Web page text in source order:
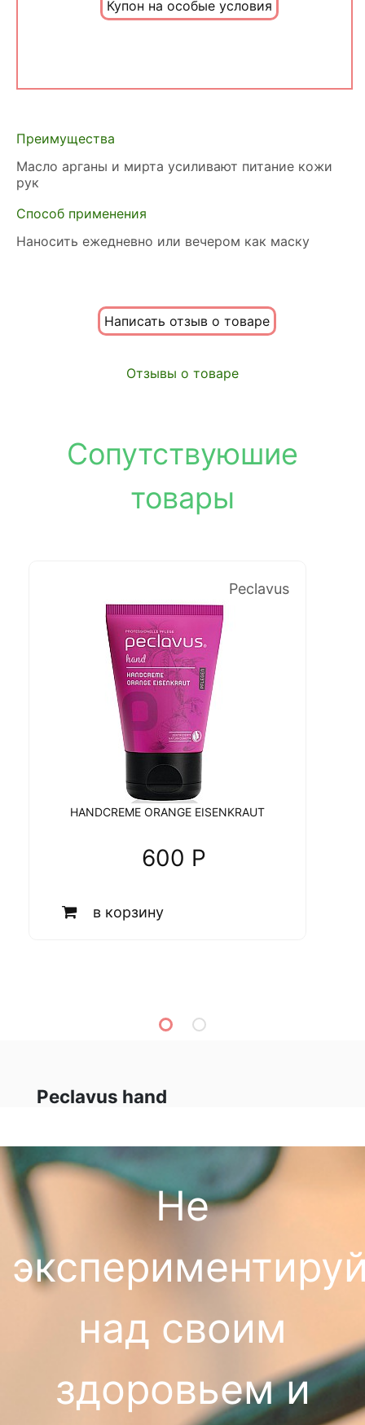
Купон на особые условия
Преимущества
Масло арганы и мирта усиливают питание кожи
рук
Способ применения
Наносить ежедневно или вечером как маску
Написать отзыв о товаре
Отзывы о товаре
Сопутствуюшие
товары
Peclavus
HANDCREME ORANGE EISENKRAUT
600 P
в корзину
Peclavus hand
Не
над своим
здоровьем и